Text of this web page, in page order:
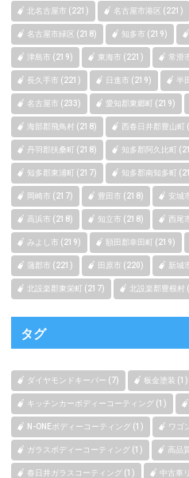
北名古屋市 (221) 名古屋市港区 (221)
名古屋市緑区 (218) 知多市 (219)
津島市 (219) 東海市 (221) 常滑
長久手市 (221) 日進市 (219) 半
名古屋市 (233) 愛知郡東郷町 (219)
海部郡飛鳥村 (218) 西春日井郡豊山町
丹羽郡扶桑町 (218) 知多郡阿久比町
知多郡東浦町 (217) 知多郡南知多町
岡崎市 (217) 豊田市 (218) 安城
高浜市 (218) 知立市 (218) 西尾
みよし市 (219) 額田郡幸田町 (219)
蒲郡市 (221) 田原市 (220) 新城
北設楽郡東栄町 (217) 北設楽郡豊根村
タグ
ダイヤモンドキーパー (7) 板金塗装 (1)
キッチンカーボディーコーティング (1)
N-ONEボディーコーティング (1) ワゴ
ガラスボディーコーティング (1) 高品
春日井ガラスコーティング (1) 中古車